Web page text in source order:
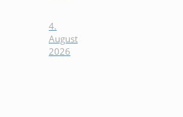
4.
August
2026